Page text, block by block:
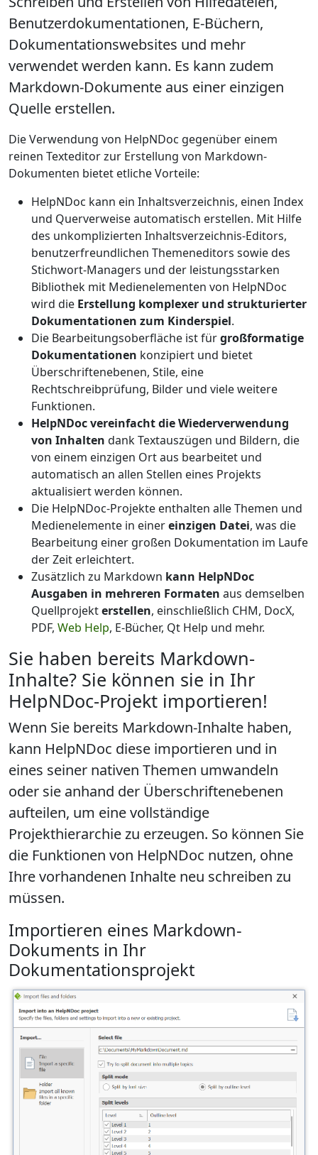
Benutzerdokumentationen, E-Büchern,
Dokumentationswebsites und mehr
verwendet werden kann. Es kann zudem
Markdown-Dokumente aus einer einzigen
Quelle erstellen.
Die Verwendung von HelpNDoc gegenüber einem
reinen Texteditor zur Erstellung von Markdown-
Dokumenten bietet etliche Vorteile:
HelpNDoc kann ein Inhaltsverzeichnis, einen Index
und Querverweise automatisch erstellen. Mit Hilfe
des unkomplizierten Inhaltsverzeichnis-Editors,
benutzerfreundlichen Themeneditors sowie des
Stichwort-Managers und der leistungsstarken
Bibliothek mit Medienelementen von HelpNDoc
wird die Erstellung komplexer und strukturierter
Dokumentationen zum Kinderspiel.
Die Bearbeitungsoberfläche ist fürgroßformatige
Dokumentationen konzipiert und bietet
Überschriftenebenen, Stile, eine
Rechtschreibprüfung, Bilder und viele weitere
Funktionen.
HelpNDoc vereinfacht die Wiederverwendung
von Inhalten dank Textauszügen und Bildern, die
von einem einzigen Ort aus bearbeitet und
automatisch an allen Stellen eines Projekts
aktualisiert werden können.
Die HelpNDoc-Projekte enthalten alle Themen und
Medienelemente in einereinzigen Datei, was die
Bearbeitung einer großen Dokumentation im Laufe
der Zeit erleichtert.
Zusätzlich zu Markdown kann HelpNDoc
Ausgaben in mehreren Formaten aus demselben
Quellprojekterstellen, einschließlich CHM, DocX,
PDF, Web Help, E-Bücher, Qt Help und mehr.
Sie haben bereits Markdown-
Inhalte? Sie können sie in Ihr
HelpNDoc-Projekt importieren!
Wenn Sie bereits Markdown-Inhalte haben,
kann HelpNDoc diese importieren und in
eines seiner nativen Themen umwandeln
oder sie anhand der Überschriftenebenen
aufteilen, um eine vollständige
Projekthierarchie zu erzeugen. So können Sie
die Funktionen von HelpNDoc nutzen, ohne
Ihre vorhandenen Inhalte neu schreiben zu
müssen.
Importieren eines Markdown-
Dokuments in Ihr
Dokumentationsprojekt